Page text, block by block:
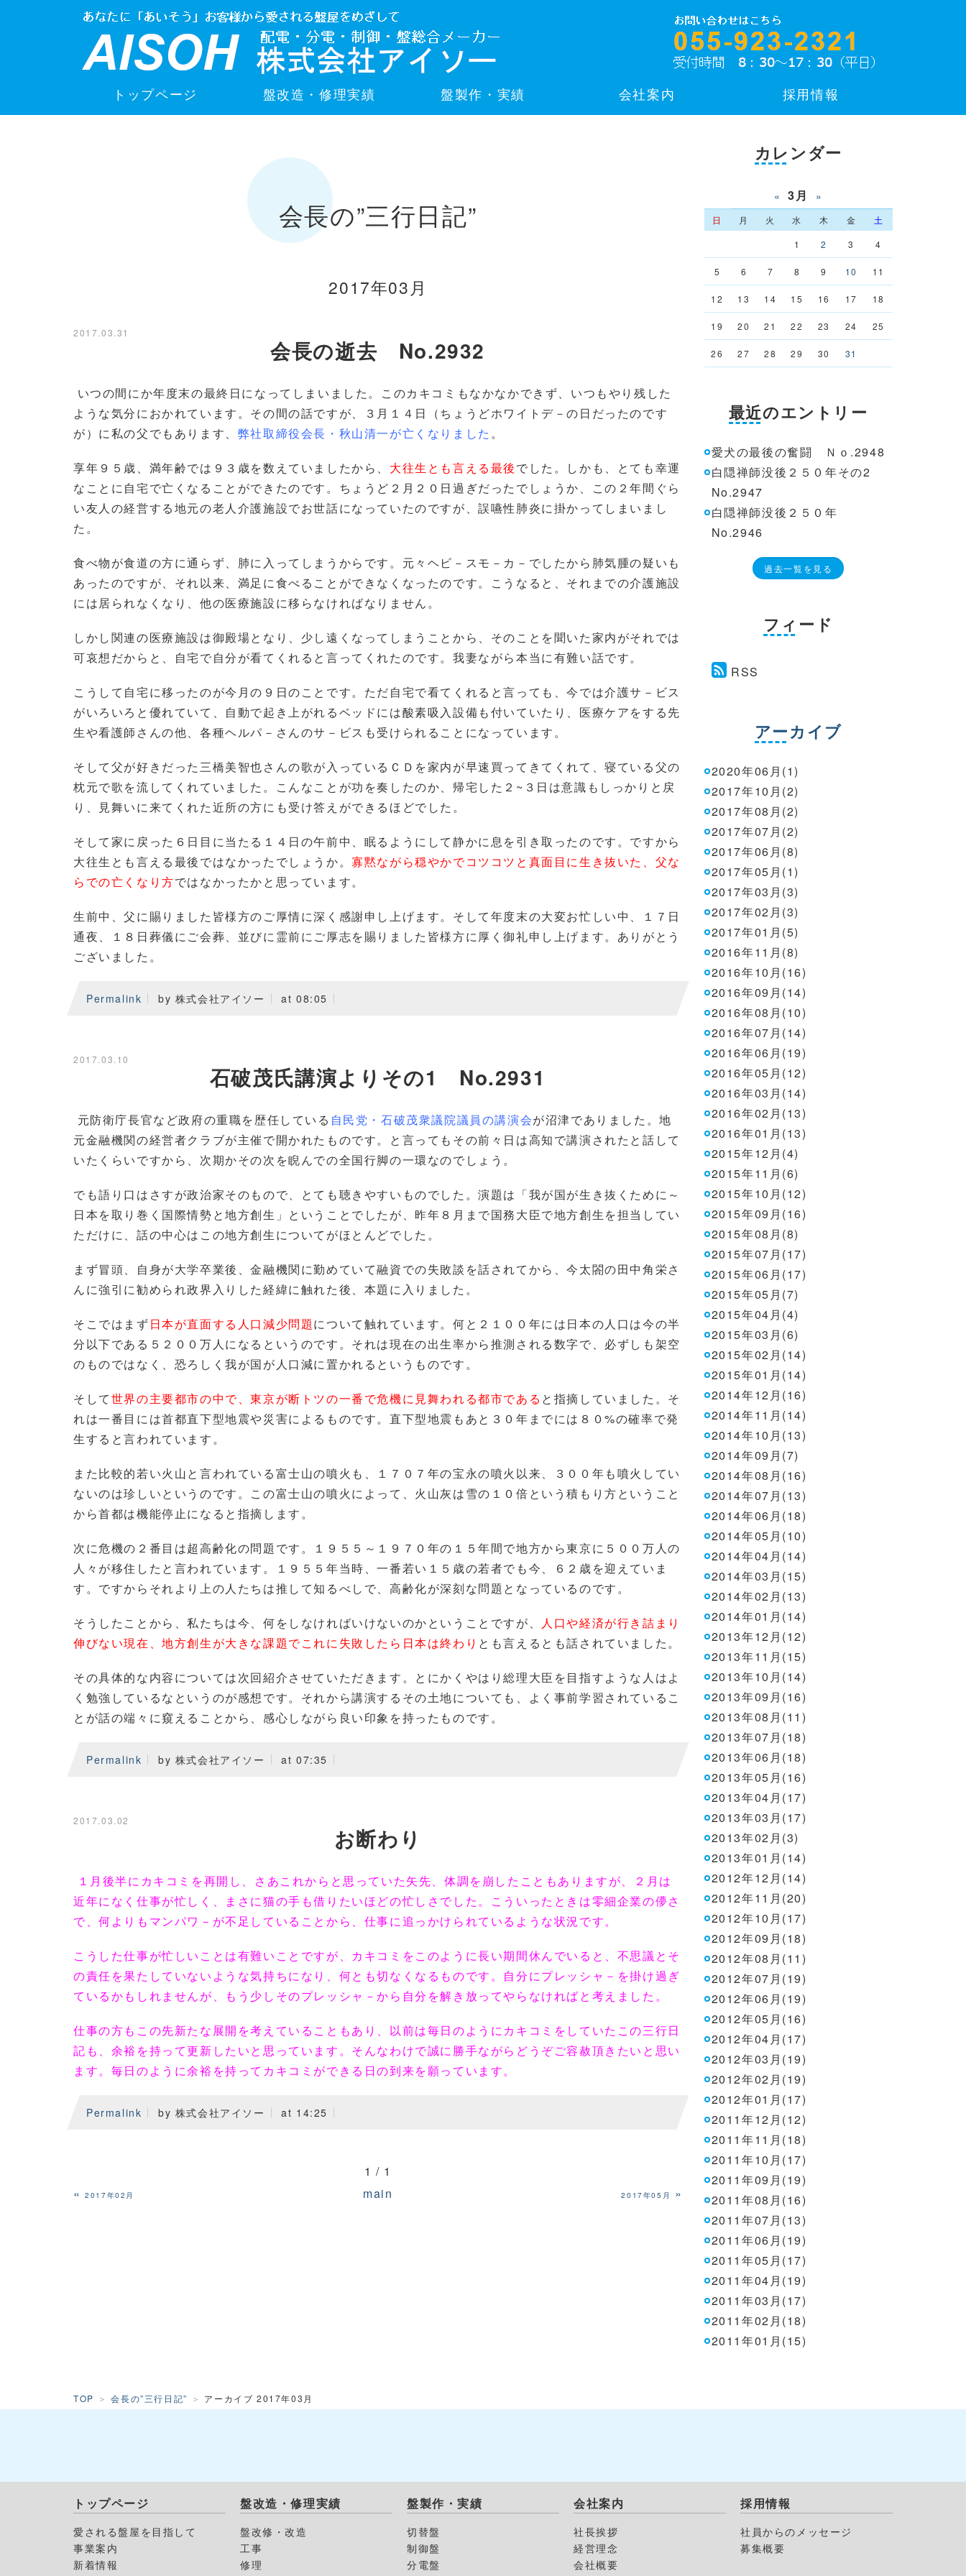
トップページ 盤改造・修理実績 盤製作・実績 会社案内 採用情報
会長の”三行日記”
2017年03月
2017.03.31
会長の逝去 No.2932
いつの間にか年度末の最終日になってしまいました。このカキコミもなかなかできず、いつもやり残した
ような気分におかれています。その間の話ですが、３月１４日（ちょうどホワイトデ－の日だったのです
が）に私の父でもあります、 弊社取締役会長・秋山清一が亡くなりました 。
享年９５歳、満年齢では９３歳を数えていましたから、 大往生とも言える最後でした。しかも、とても幸運
なことに自宅で亡くなることができたのです。ちょうど２月２０日過ぎだったでしょうか、この２年間ぐら
い友人の経営する地元の老人介護施設でお世話になっていたのですが、誤嚥性肺炎に掛かってしまいまし
た。
食べ物が食道の方に通らず、肺に入ってしまうからです。元々ヘビ－スモ－カ－でしたから肺気腫の疑いも
あったのですが、それ以来、満足に食べることができなくなったのです。こうなると、それまでの介護施設
には居られなくなり、他の医療施設に移らなければなりません。
しかし関連の医療施設は御殿場となり、少し遠くなってしまうことから、そのことを聞いた家内がそれでは
可哀想だからと、自宅で自分が看てくれると言ってくれたのです。我妻ながら本当に有難い話です。
こうして自宅に移ったのが今月の９日のことです。ただ自宅で看てくれると言っても、今では介護サ－ビス
がいろいろと優れていて、自動で起き上がれるベッドには酸素吸入設備も付いていたり、医療ケアをする先
生や看護師さんの他、各種ヘルパ－さんのサ－ビスも受けられることになっています。
そして父が好きだった三橋美智也さんの歌が入っているＣＤを家内が早速買ってきてくれて、寝ている父の
枕元で歌を流してくれていました。こんなことが功を奏したのか、帰宅した２~３日は意識もしっかりと戻
り、見舞いに来てくれた近所の方にも受け答えができるほどでした。
そして家に戻った６日目に当たる１４日の午前中、眠るようにして静かに息を引き取ったのです。ですから
大往生とも言える最後ではなかったでしょうか。寡黙ながら穏やかでコツコツと真面目に生き抜いた、父な
らでの亡くなり方ではなかったかと思っています。
生前中、父に賜りました皆様方のご厚情に深く感謝申し上げます。そして年度末の大変お忙しい中、１７日
通夜、１８日葬儀にご会葬、並びに霊前にご厚志を賜りました皆様方に厚く御礼申し上げます。ありがとう
ございました。
Permalink by 株式会社アイソー at 08:05
2017.03.10
石破茂氏講演よりその1 No.2931
元防衛庁長官など政府の重職を歴任している 自民党・石破茂衆議院議員の講演会が沼津でありました。地
元金融機関の経営者クラブが主催で開かれたものです。と言ってもその前々日は高知で講演されたと話して
いたくらいですから、次期かその次を睨んでの全国行脚の一環なのでしょう。
でも語り口はさすが政治家そのもので、とても聴きやすいものでした。演題は「我が国が生き抜くために～
日本を取り巻く国際情勢と地方創生」ということでしたが、昨年８月まで国務大臣で地方創生を担当してい
ただけに、話の中心はこの地方創生についてがほとんどでした。
まず冒頭、自身が大学卒業後、金融機関に勤めていて融資での失敗談を話されてから、今太閤の田中角栄さ
んに強引に勧められ政界入りした経緯に触れた後、本題に入りました。
そこではまず日本が直面する人口減少問題について触れています。何と２１００年には日本の人口は今の半
分以下である５２００万人になるというのです。それは現在の出生率から推測される数字で、必ずしも架空
のものではなく、恐ろしく我が国が人口減に置かれるというものです。
そして世界の主要都市の中で、東京が断トツの一番で危機に見舞われる都市である と指摘していました。そ
れは一番目には首都直下型地震や災害によるものです。直下型地震もあと３０年までには８０%の確率で発
生すると言われています。
また比較的若い火山と言われている富士山の噴火も、１７０７年の宝永の噴火以来、３００年も噴火してい
ないのは珍しいというのです。この富士山の噴火によって、火山灰は雪の１０倍という積もり方ということ
から首都は機能停止になると指摘します。
次に危機の２番目は超高齢化の問題です。１９５５～１９７０年の１５年間で地方から東京に５００万人の
人々が移住したと言われています。１９５５年当時、一番若い１５歳の若者でも今、６２歳を迎えていま
す。ですからそれより上の人たちは推して知るべしで、高齢化が深刻な問題となっているのです。
そうしたことから、私たちは今、何をしなければいけないのかということですが、 人口や経済が行き詰まり
伸びない現在、地方創生が大きな課題でこれに失敗したら日本は終わり とも言えるとも話されていました。
その具体的な内容については次回紹介させていただきます。とにかくやはり総理大臣を目指すような人はよ
く勉強しているなというのが感想です。それから講演するその土地についても、よく事前学習されているこ
とが話の端々に窺えることから、感心しながら良い印象を持ったものです。
Permalink by 株式会社アイソー at 07:35
2017.03.02
お断わり
１月後半にカキコミを再開し、さあこれからと思っていた矢先、体調を崩したこともありますが、２月は
近年になく仕事が忙しく、まさに猫の手も借りたいほどの忙しさでした。こういったときは零細企業の儚さ
で、何よりもマンパワ－が不足していることから、仕事に追っかけられているような状況です。
こうした仕事が忙しいことは有難いことですが、カキコミをこのように長い期間休んでいると、不思議とそ
の責任を果たしていないような気持ちになり、何とも切なくなるものです。自分にプレッシャ－を掛け過ぎ
ているかもしれませんが、もう少しそのプレッシャ－から自分を解き放ってやらなければと考えました。
仕事の方もこの先新たな展開を考えていることもあり、以前は毎日のようにカキコミをしていたこの三行日
記も、余裕を持って更新したいと思っています。そんなわけで誠に勝手ながらどうぞご容赦頂きたいと思い
ます。毎日のように余裕を持ってカキコミができる日の到来を願っています。
Permalink by 株式会社アイソー at 14:25
1 / 1
«2017年02月 main 2017年05月 »
カレンダー
« 3月 »
日 月 火 水 木 金
土
1
2 3 4
5 6 7 8 9 10 11
12 13 14 15 16 17 18
19 20 21 22 23 24 25
26 27 28 29 30 31
最近のエントリー
愛犬の最後の奮闘 Ｎｏ.2948
白隠禅師没後２５０年その2
No.2947
白隠禅師没後２５０年
No.2946
過去一覧を見る
フィード
RSS
アーカイブ
2020年06月(1)
2017年10月(2)
2017年08月(2)
2017年07月(2)
2017年06月(8)
2017年05月(1)
2017年03月(3)
2017年02月(3)
2017年01月(5)
2016年11月(8)
2016年10月(16)
2016年09月(14)
2016年08月(10)
2016年07月(14)
2016年06月(19)
2016年05月(12)
2016年03月(14)
2016年02月(13)
2016年01月(13)
2015年12月(4)
2015年11月(6)
2015年10月(12)
2015年09月(16)
2015年08月(8)
2015年07月(17)
2015年06月(17)
2015年05月(7)
2015年04月(4)
2015年03月(6)
2015年02月(14)
2015年01月(14)
2014年12月(16)
2014年11月(14)
2014年10月(13)
2014年09月(7)
2014年08月(16)
2014年07月(13)
2014年06月(18)
2014年05月(10)
2014年04月(14)
2014年03月(15)
2014年02月(13)
2014年01月(14)
2013年12月(12)
2013年11月(15)
2013年10月(14)
2013年09月(16)
2013年08月(11)
2013年07月(18)
2013年06月(18)
2013年05月(16)
2013年04月(17)
2013年03月(17)
2013年02月(3)
2013年01月(14)
2012年12月(14)
2012年11月(20)
2012年10月(17)
2012年09月(18)
2012年08月(11)
2012年07月(19)
2012年06月(19)
2012年05月(16)
2012年04月(17)
2012年03月(19)
2012年02月(19)
2012年01月(17)
2011年12月(12)
2011年11月(18)
2011年10月(17)
2011年09月(19)
2011年08月(16)
2011年07月(13)
2011年06月(19)
2011年05月(17)
2011年04月(19)
2011年03月(17)
2011年02月(18)
2011年01月(15)
TOP 会長の”三行日記” アーカイブ 2017年03月
トップページ
愛される盤屋を目指して
事業案内
新着情報
盤改造・修理実績
盤改修・改造
工事
修理
盤製作・実績
切替盤
制御盤
分電盤
会社案内
社長挨拶
経営理念
会社概要
採用情報
社員からのメッセージ
募集概要